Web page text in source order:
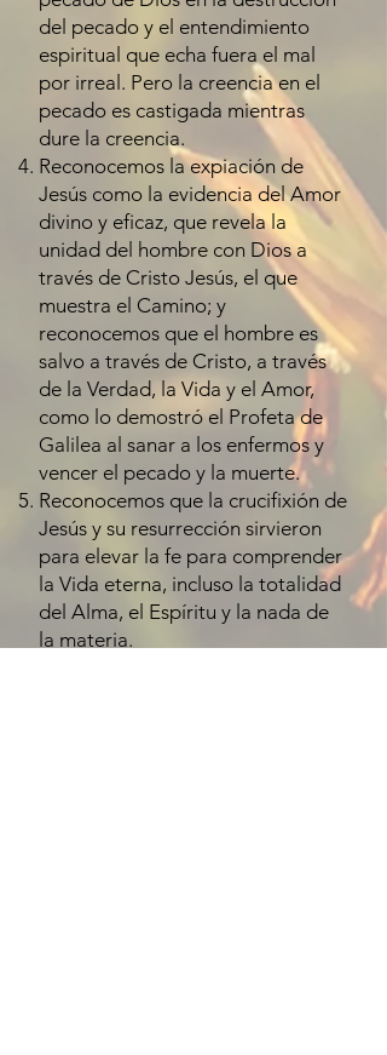
del pecado y el entendimiento
espiritual que echa fuera el mal
por irreal. Pero la creencia en el
pecado es castigada mientras
dure la creencia.
Reconocemos la expiación de
Jesús como la evidencia del Amor
divino y eficaz, que revela la
unidad del hombre con Dios a
través de Cristo Jesús, el que
muestra el Camino; y
reconocemos que el hombre es
salvo a través de Cristo, a través
de la Verdad, la Vida y el Amor,
como lo demostró el Profeta de
Galilea al sanar a los enfermos y
vencer el pecado y la muerte.
Reconocemos que la crucifixión de
Jesús y su resurrección sirvieron
para elevar la fe para comprender
la Vida eterna, incluso la totalidad
del Alma, el Espíritu y la nada de
la materia.